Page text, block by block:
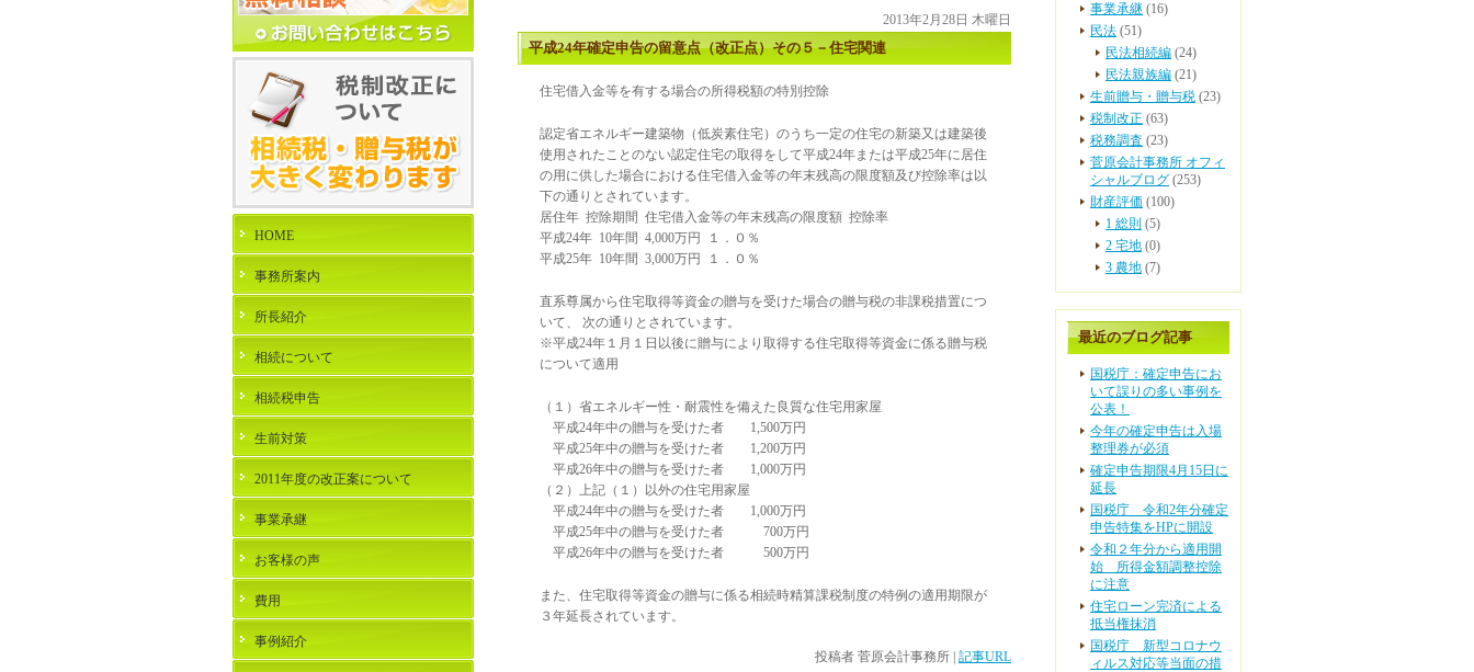
2013年2月28日 木曜日
平成24年確定申告の留意点（改正点）その５－住宅関連
住宅借入金等を有する場合の所得税額の特別控除
認定省エネルギー建築物（低炭素住宅）のうち一定の住宅の新築又は建築後
使用されたことのない認定住宅の取得をして平成24年または平成25年に居住
の用に供した場合における住宅借入金等の年末残高の限度額及び控除率は以
下の通りとされています。
居住年 控除期間 住宅借入金等の年末残高の限度額 控除率
平成24年 10年間 4,000万円 １．０％
平成25年 10年間 3,000万円 １．０％
直系尊属から住宅取得等資金の贈与を受けた場合の贈与税の非課税措置につ
いて、 次の通りとされています。
※平成24年１月１日以後に贈与により取得する住宅取得等資金に係る贈与税
について適用
（１）省エネルギー性・耐震性を備えた良質な住宅用家屋
平成24年中の贈与を受けた者 1,500万円
平成25年中の贈与を受けた者 1,200万円
平成26年中の贈与を受けた者 1,000万円
（２）上記（１）以外の住宅用家屋
平成24年中の贈与を受けた者 1,000万円
平成25年中の贈与を受けた者 700万円
平成26年中の贈与を受けた者 500万円
また、住宅取得等資金の贈与に係る相続時精算課税制度の特例の適用期限が
３年延長されています。
投稿者 菅原会計事務所 記事URL
事業承継 (16)
民法 (51)
民法相続編 (24)
民法親族編 (21)
生前贈与・贈与税 (23)
税制改正 (63)
税務調査 (23)
菅原会計事務所 オフィ
シャルブログ (253)
財産評価 (100)
1 総則 (5)
2 宅地 (0)
3 農地 (7)
最近のブログ記事
国税庁：確定申告にお
いて誤りの多い事例を
公表！
今年の確定申告は入場
整理券が必須
確定申告期限4月15日に
延長
国税庁 令和2年分確定
申告特集をHPに開設
令和２年分から適用開
始 所得金額調整控除
に注意
住宅ローン完済による
抵当権抹消
国税庁 新型コロナウ
ィルス対応等当面の措
HOME
事務所案内
所長紹介
相続について
相続税申告
生前対策
2011年度の改正案について
事業承継
お客様の声
費用
事例紹介